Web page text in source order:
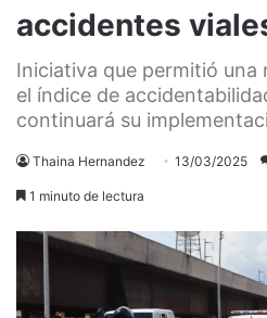
accidentes
Iniciativa que permitió una
el índice de
continuará su
Thaina Hernandez 13/03/2025
1 minuto de lectura